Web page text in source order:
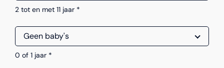
2 tot en met 11 jaar *
0 of 1 jaar *